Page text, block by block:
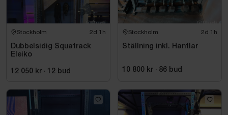
Stockholm 2d 1h
Dubbelsidig Squatrack
Eleiko
12 050 kr · 12 bud
Stockholm 2d 1h
Ställning inkl. Hantlar
10 800 kr · 86 bud